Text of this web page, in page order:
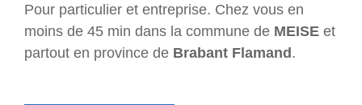
Pour particulier et entreprise. Chez vous en
moins de 45 min dans la commune de MEISE et
partout en province de Brabant Flamand .